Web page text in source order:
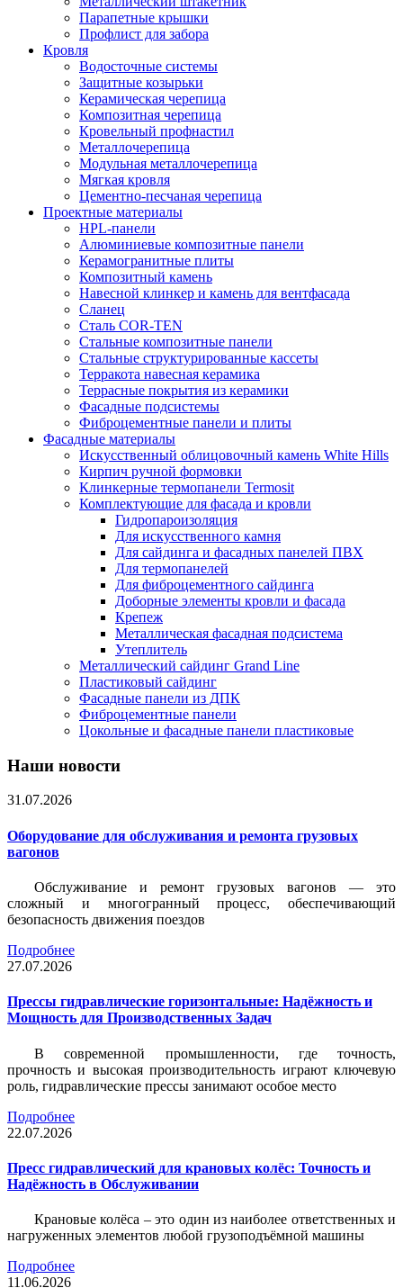
Парапетные крышки
Профлист для забора
Кровля
Водосточные системы
Защитные козырьки
Керамическая черепица
Композитная черепица
Кровельный профнастил
Металлочерепица
Модульная металлочерепица
Мягкая кровля
Цементно-песчаная черепица
Проектные материалы
HPL-панели
Алюминиевые композитные панели
Керамогранитные плиты
Композитный камень
Навесной клинкер и камень для вентфасада
Сланец
Сталь COR-TEN
Стальные композитные панели
Стальные структурированные кассеты
Терракота навесная керамика
Террасные покрытия из керамики
Фасадные подсистемы
Фиброцементные панели и плиты
Фасадные материалы
Искусственный облицовочный камень White Hills
Кирпич ручной формовки
Клинкерные термопанели Termosit
Комплектующие для фасада и кровли
Гидропароизоляция
Для искусственного камня
Для сайдинга и фасадных панелей ПВХ
Для термопанелей
Для фиброцементного сайдинга
Доборные элементы кровли и фасада
Крепеж
Металлическая фасадная подсистема
Утеплитель
Металлический сайдинг Grand Line
Пластиковый сайдинг
Фасадные панели из ДПК
Фиброцементные панели
Цокольные и фасадные панели пластиковые
Наши новости
31.07.2026
Оборудование для обслуживания и ремонта грузовых
вагонов
Обслуживание и ремонт грузовых вагонов — это
сложный и многогранный процесс, обеспечивающий
безопасность движения поездов
Подробнее
27.07.2026
Прессы гидравлические горизонтальные: Надёжность и
Мощность для Производственных Задач
В современной промышленности, где точность,
прочность и высокая производительность играют ключевую
роль, гидравлические прессы занимают особое место
Подробнее
22.07.2026
Пресс гидравлический для крановых колёс: Точность и
Надёжность в Обслуживании
Крановые колёса – это один из наиболее ответственных и
нагруженных элементов любой грузоподъёмной машины
Подробнее
11.06.2026